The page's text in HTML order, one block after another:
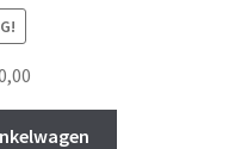
is: